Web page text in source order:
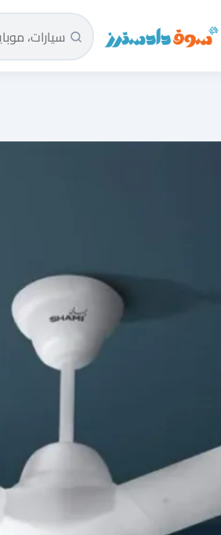
سوق دادسترز الرئيسية